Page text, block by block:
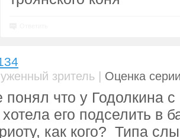
зритель | Оценка
понял что у Годолкина
его подселить в
как кого? Типа